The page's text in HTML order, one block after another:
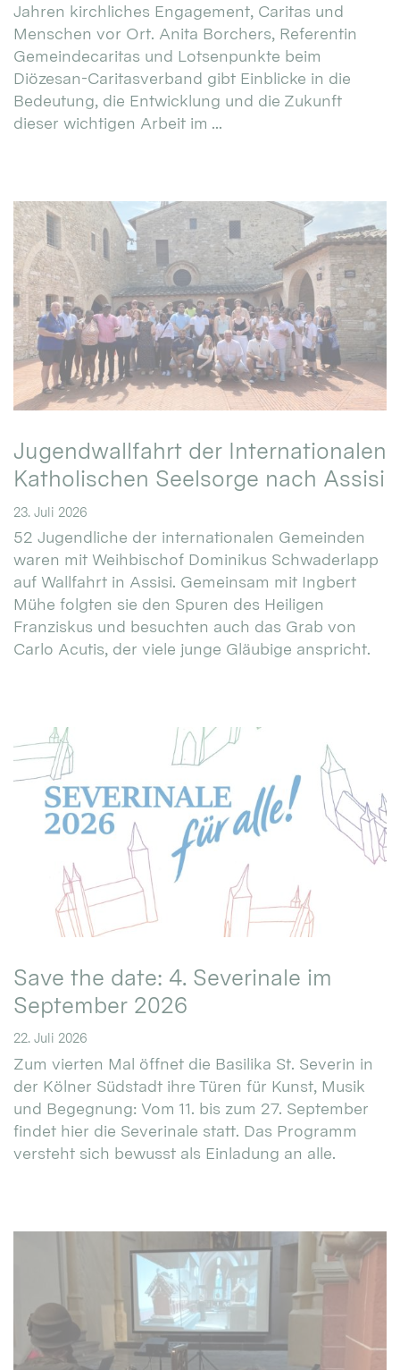
Jahren kirchliches Engagement, Caritas und
Menschen vor Ort. Anita Borchers, Referentin
Gemeindecaritas und Lotsenpunkte beim
Diözesan-Caritasverband gibt Einblicke in die
Bedeutung, die Entwicklung und die Zukunft
dieser wichtigen Arbeit im ...
Jugendwallfahrt der Internationalen
Katholischen Seelsorge nach Assisi
23. Juli 2026
52 Jugendliche der internationalen Gemeinden
waren mit Weihbischof Dominikus Schwaderlapp
auf Wallfahrt in Assisi. Gemeinsam mit Ingbert
Mühe folgten sie den Spuren des Heiligen
Franziskus und besuchten auch das Grab von
Carlo Acutis, der viele junge Gläubige anspricht.
Save the date: 4. Severinale im
September 2026
22. Juli 2026
Zum vierten Mal öffnet die Basilika St. Severin in
der Kölner Südstadt ihre Türen für Kunst, Musik
und Begegnung: Vom 11. bis zum 27. September
findet hier die Severinale statt. Das Programm
versteht sich bewusst als Einladung an alle.